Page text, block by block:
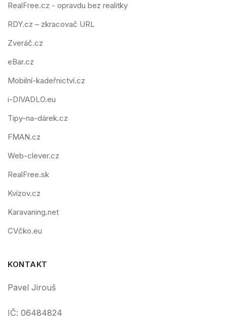
RealFree.cz - opravdu bez realitky
RDY.cz – zkracovač URL
Zveráč.cz
eBar.cz
Mobilní-kadeřnictví.cz
i-DIVADLO.eu
Tipy-na-dárek.cz
FMAN.cz
Web-clever.cz
RealFree.sk
Kvízov.cz
Karavaning.net
CVčko.eu
KONTAKT
Pavel Jirouš
IČ: 06484824